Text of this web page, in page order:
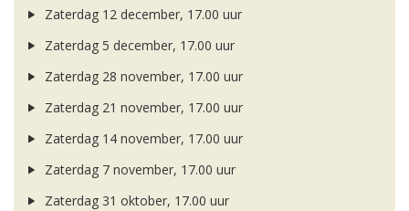
Zaterdag 12 december, 17.00 uur
Zaterdag 5 december, 17.00 uur
Zaterdag 28 november, 17.00 uur
Zaterdag 21 november, 17.00 uur
Zaterdag 14 november, 17.00 uur
Zaterdag 7 november, 17.00 uur
Zaterdag 31 oktober, 17.00 uur